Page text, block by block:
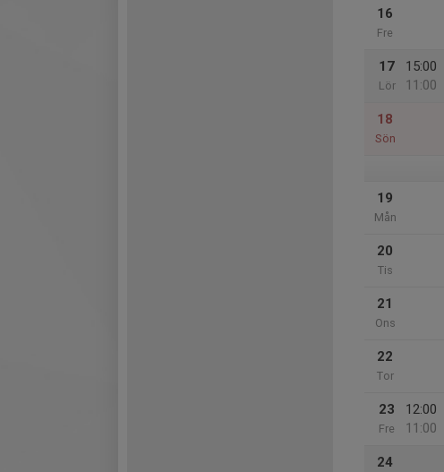
16
Fre
17
Lör
15:00
11:00
18
Sön
19
Mån
20
Tis
21
Ons
22
Tor
23
Fre
12:00
11:00
24